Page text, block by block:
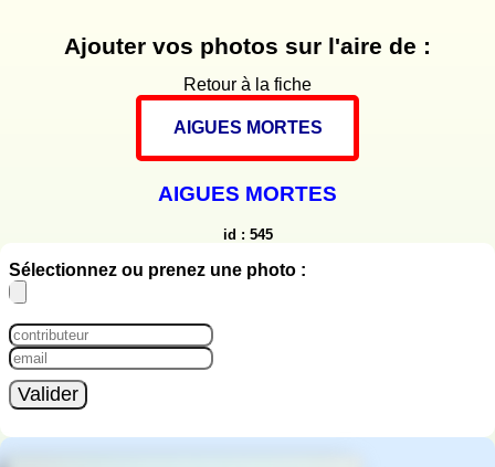
Ajouter vos photos sur l'aire de :
Retour à la fiche
AIGUES MORTES
AIGUES MORTES
id : 545
Sélectionnez ou prenez une photo :
Valider